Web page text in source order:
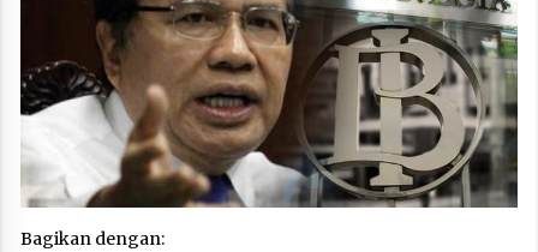
Bagikan dengan: